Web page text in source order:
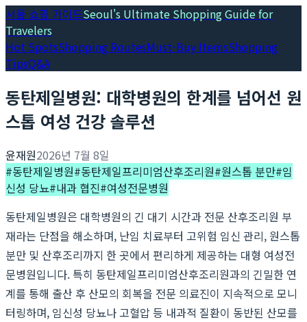
서울 쇼핑 가이드Seoul's Ultimate Shopping Guide for
Travelers
Hot SpotsShopping RoutesMust-Buy ItemsShopping
TipsQ&A
동탄제일병원: 대학병원의 한계를 넘어선 원
스톱 여성 건강 솔루션
윤재원2026년 7월 8일
#동탄제일병원#동탄제일프리미엄산후조리원#원스톱 분만#임
신성 당뇨#내과 협진#여성전문병원
동탄제일병원은 대학병원의 긴 대기 시간과 전문 산후조리원 부
재라는 단점을 해소하며, 난임 치료부터 고위험 임신 관리, 원스톱
분만 및 산후조리까지 한 곳에서 편리하게 제공하는 대형 여성전
문병원입니다. 특히 동탄제일프리미엄산후조리원과의 긴밀한 연
계를 통해 출산 후 산모의 회복을 전문 의료진이 지속적으로 모니
터링하며, 임신성 당뇨나 고혈압 등 내과적 질환이 동반된 산모를